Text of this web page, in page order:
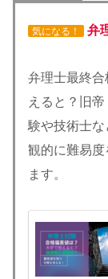
気になる！ 弁
弁理士最終合
えると？旧
験や技術士
観的に難易度
ます。